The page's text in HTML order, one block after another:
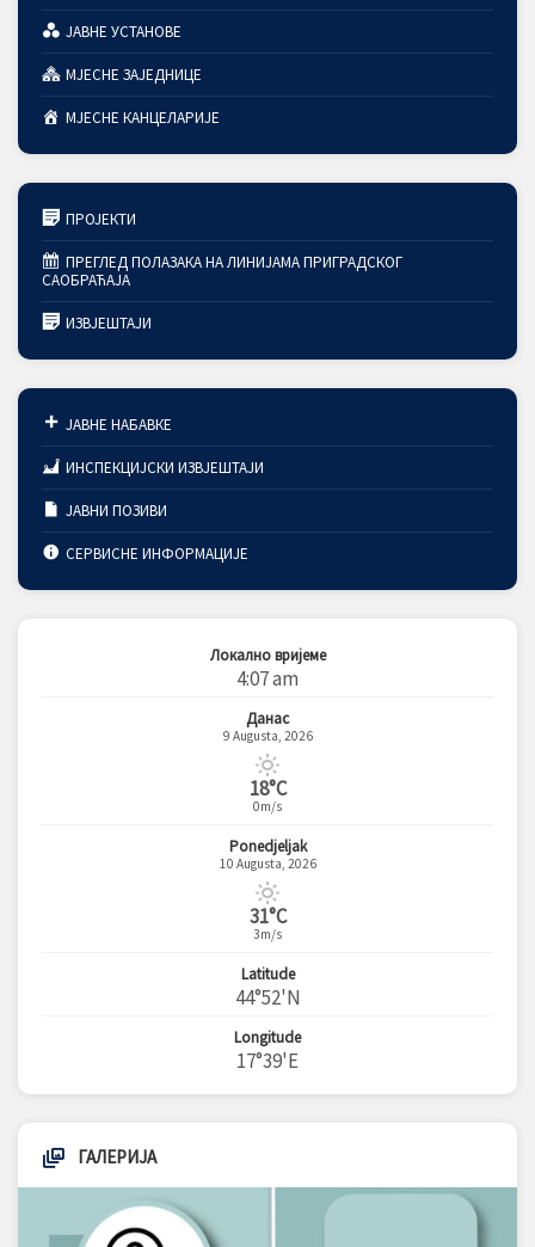
ЈАВНЕ УСТАНОВЕ
МЈЕСНЕ ЗАЈЕДНИЦЕ
МЈЕСНЕ КАНЦЕЛАРИЈЕ
ПРОЈЕКТИ
ПРЕГЛЕД ПОЛАЗАКА НА ЛИНИЈАМА ПРИГРАДСКОГ
САОБРАЋАЈА
ИЗВЈЕШТАЈИ
ЈАВНЕ НАБАВКЕ
ИНСПЕКЦИЈСКИ ИЗВЈЕШТАЈИ
ЈАВНИ ПОЗИВИ
СЕРВИСНЕ ИНФОРМАЦИЈЕ
Локално вријеме
4:07 am
Данас
9 Augusta, 2026
18°C
0m/s
Ponedjeljak
10 Augusta, 2026
31°C
3m/s
Latitude
44°52'N
Longitude
17°39'E
ГАЛЕРИЈА